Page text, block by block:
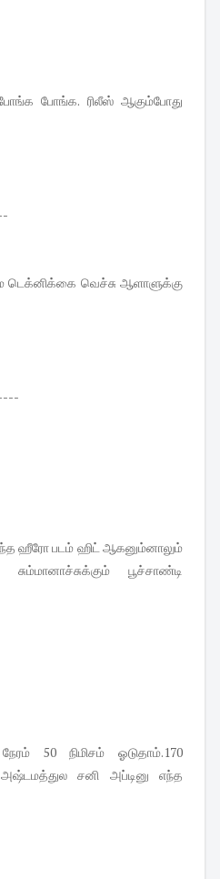
போங்க. ரிலீஸ் ஆகும்போது
வெச்சு ஆளாளுக்கு
எந்த ஹீரோ படம் ஹிட் ஆகனும்னாலும்
பூச்சாண்டி
50 நிமிசம் ஓடுதாம்.170
சனி அப்டினு எந்த